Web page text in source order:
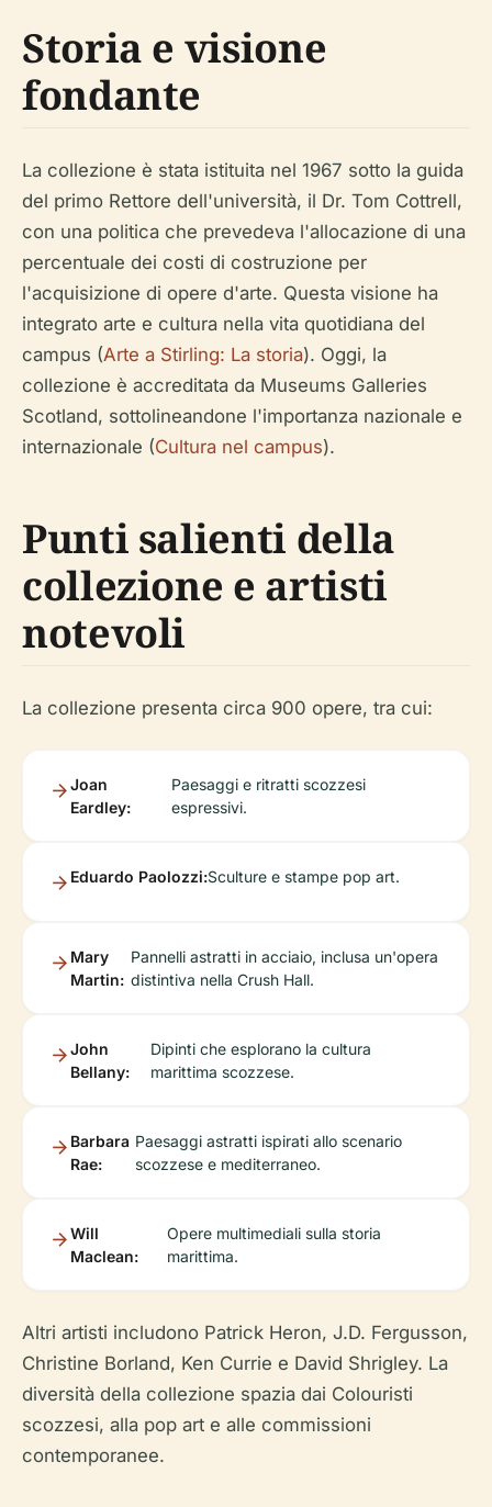
Storia e visione
fondante
La collezione è stata istituita nel 1967 sotto la guida
del primo Rettore dell'università, il Dr. Tom Cottrell,
con una politica che prevedeva l'allocazione di una
percentuale dei costi di costruzione per
l'acquisizione di opere d'arte. Questa visione ha
integrato arte e cultura nella vita quotidiana del
campus (Arte a Stirling: La storia). Oggi, la
collezione è accreditata da Museums Galleries
Scotland, sottolineandone l'importanza nazionale e
internazionale (Cultura nel campus).
Punti salienti della
collezione e artisti
notevoli
La collezione presenta circa 900 opere, tra cui:
Joan
Eardley:
Paesaggi e ritratti scozzesi
espressivi.
Eduardo Paolozzi:Sculture e stampe pop art.
Mary
Martin:
Pannelli astratti in acciaio, inclusa un'opera
distintiva nella Crush Hall.
John
Bellany:
Dipinti che esplorano la cultura
marittima scozzese.
Barbara
Rae:
Paesaggi astratti ispirati allo scenario
scozzese e mediterraneo.
Will
Maclean:
Opere multimediali sulla storia
marittima.
Altri artisti includono Patrick Heron, J.D. Fergusson,
Christine Borland, Ken Currie e David Shrigley. La
diversità della collezione spazia dai Colouristi
scozzesi, alla pop art e alle commissioni
contemporanee.